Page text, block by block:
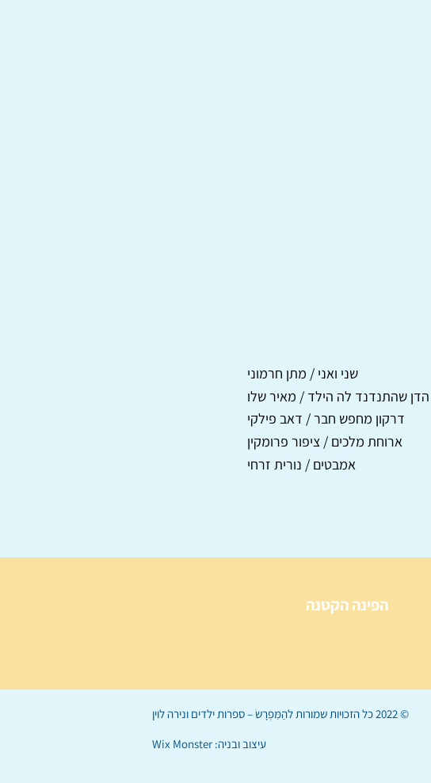
שני ואני / מתן חרמוני
הדן שהתנדנד לה הילד / מאיר שלו
דרקון מחפש חבר / דאב פילקי
ארוחת מלכים / ציפור פרומקין
אמבטים / נורית זרחי
הפינה הקטנה
© 2022 כל הזכויות שמורות ל הַמִּפְרָשׂ – ספרות ילדים ונירה לוין
עיצוב ובניה: Wix Monster